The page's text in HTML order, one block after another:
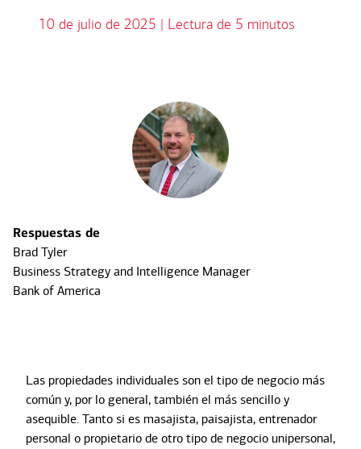
10 de julio de 2025 | Lectura de 5 minutos
Respuestas de
Brad Tyler
Business Strategy and Intelligence Manager
Bank of America
Las propiedades individuales son el tipo de negocio más
común y, por lo general, también el más sencillo y
asequible. Tanto si es masajista, paisajista, entrenador
personal o propietario de otro tipo de negocio unipersonal,